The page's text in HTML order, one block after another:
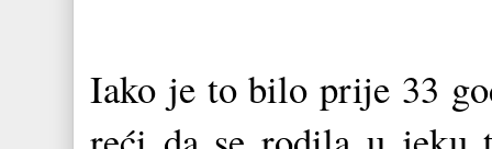
Iako je to bilo prije 33